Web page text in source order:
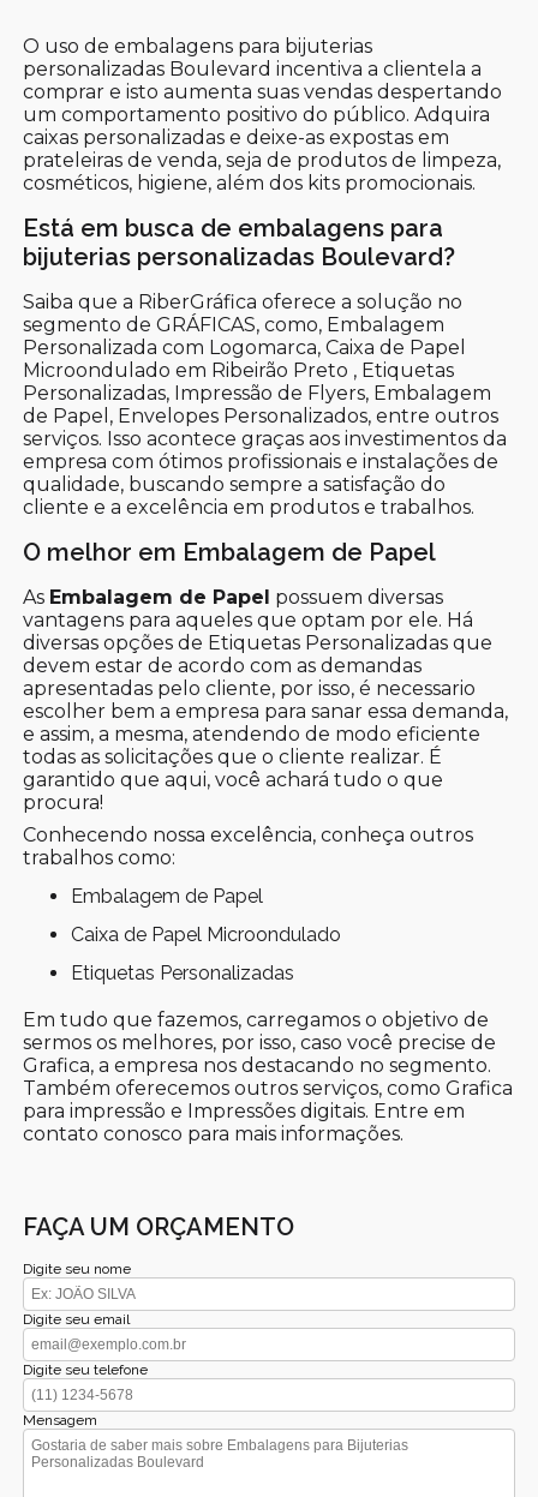
O uso de embalagens para bijuterias
personalizadas Boulevard incentiva a clientela a
comprar e isto aumenta suas vendas despertando
um comportamento positivo do público. Adquira
caixas personalizadas e deixe-as expostas em
prateleiras de venda, seja de produtos de limpeza,
cosméticos, higiene, além dos kits promocionais.
Está em busca de embalagens para
bijuterias personalizadas Boulevard?
Saiba que a RiberGráfica oferece a solução no
segmento de GRÁFICAS, como, Embalagem
Personalizada com Logomarca, Caixa de Papel
Microondulado em Ribeirão Preto , Etiquetas
Personalizadas, Impressão de Flyers, Embalagem
de Papel, Envelopes Personalizados, entre outros
serviços. Isso acontece graças aos investimentos da
empresa com ótimos profissionais e instalações de
qualidade, buscando sempre a satisfação do
cliente e a excelência em produtos e trabalhos.
O melhor em Embalagem de Papel
As Embalagem de Papel possuem diversas
vantagens para aqueles que optam por ele. Há
diversas opções de Etiquetas Personalizadas que
devem estar de acordo com as demandas
apresentadas pelo cliente, por isso, é necessario
escolher bem a empresa para sanar essa demanda,
e assim, a mesma, atendendo de modo eficiente
todas as solicitações que o cliente realizar. É
garantido que aqui, você achará tudo o que
procura!
Conhecendo nossa excelência, conheça outros
trabalhos como:
Embalagem de Papel
Caixa de Papel Microondulado
Etiquetas Personalizadas
Em tudo que fazemos, carregamos o objetivo de
sermos os melhores, por isso, caso você precise de
Grafica, a empresa nos destacando no segmento.
Também oferecemos outros serviços, como Grafica
para impressão e Impressões digitais. Entre em
contato conosco para mais informações.
FAÇA UM ORÇAMENTO
Digite seu nome
Digite seu email
Digite seu telefone
Mensagem